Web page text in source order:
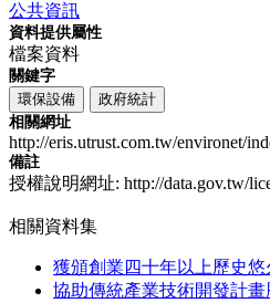
公共資訊
資料提供屬性
檔案資料
關鍵字
環保設備
政府統計
相關網址
http://eris.utrust.com.tw/environet/
備註
授權說明網址: http://data.gov.tw/
相關資料集
獲頒創業四十年以上歷史
協助傳統產業技術開發計